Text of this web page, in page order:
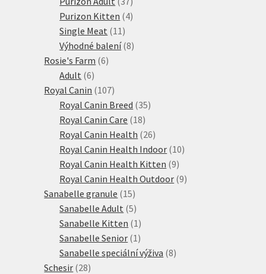
produktů
Purizon Kitten 44
Single Meat 11 11
produktů
Výhodné balení 88
Rosie's Farm 66
Adult 66
produktů
Royal Canin 107107
produktů
Royal Canin Breed 3535
Royal Canin Care 1818
produktů
Royal Canin Health 2626
produktů
Royal Canin Health Indoor 1010
Royal Canin Health Kitten 99
produktů
Royal Canin Health Outdoor 99
Sanabelle granule 1515
produktů
Sanabelle Adult 55
produktů
Sanabelle Kitten 1 1
produkt
Sanabelle Senior 1 1
produkt
Sanabelle speciální výživa 88
Schesir 2828